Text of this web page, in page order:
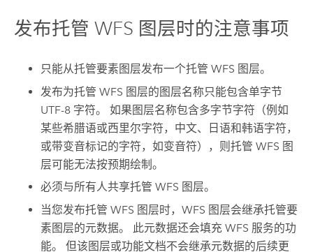
发布托管 WFS 图层时的注意事项
只能从托管要素图层发布一个托管 WFS 图层。
发布为托管 WFS 图层的图层名称只能包含单字节
UTF-8 字符。 如果图层名称包含多字节字符（例如
某些希腊语或西里尔字符，中文、日语和韩语字符，
或带变音标记的字符，如变音符），则托管 WFS 图
层可能无法按预期绘制。
必须与所有人共享托管 WFS 图层。
当您发布托管 WFS 图层时，WFS 图层会继承托管要
素图层的元数据。 此元数据还会填充 WFS 服务的功
能。 但该图层或功能文档不会继承元数据的后续更